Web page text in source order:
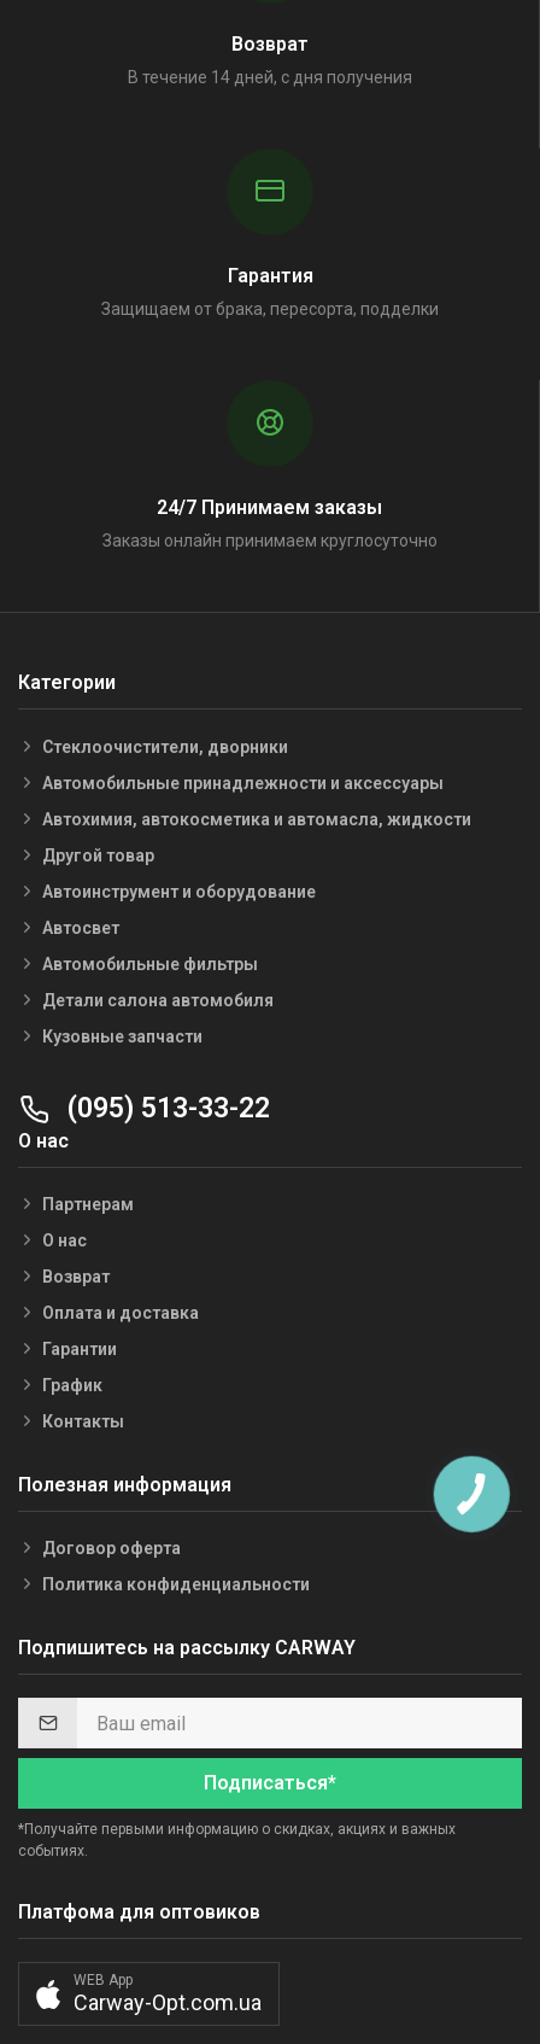
Возврат
В течение 14 дней, с дня получения
Гарантия
Защищаем от брака, пересорта, подделки
24/7 Принимаем заказы
Заказы онлайн принимаем круглосуточно
Категории
Стеклоочистители, дворники
Автомобильные принадлежности и аксессуары
Автохимия, автокосметика и автомасла, жидкости
Другой товар
Автоинструмент и оборудование
Автосвет
Автомобильные фильтры
Детали салона автомобиля
Кузовные запчасти
(095) 513-33-22
О нас
Партнерам
О нас
Возврат
Оплата и доставка
Гарантии
График
Контакты
Полезная информация
Договор оферта
Политика конфиденциальности
Подпишитесь на рассылку CARWAY
Подписаться*
*Получайте первыми информацию о скидках, акциях и важных
событиях.
Платфома для оптовиков
WEB App
Carway-Opt.com.ua